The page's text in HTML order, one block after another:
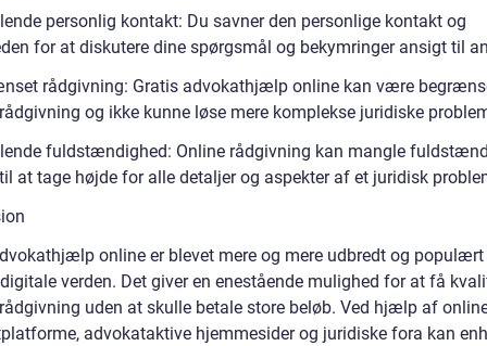
personlig kontakt: Du savner den personlige kontakt og
for at diskutere dine spørgsmål og bekymringer ansigt til
rådgivning: Gratis advokathjælp online kan være
og ikke kunne løse mere komplekse juridiske
fuldstændighed: Online rådgivning kan mangle
at tage højde for alle detaljer og aspekter af et juridisk
online er blevet mere og mere udbredt og populært
verden. Det giver en enestående mulighed for at få
uden at skulle betale store beløb. Ved hjælp af
advokataktive hjemmesider og juridiske fora kan